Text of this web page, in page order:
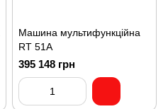
Машина мультифункційна
RT 51A
395 148 грн